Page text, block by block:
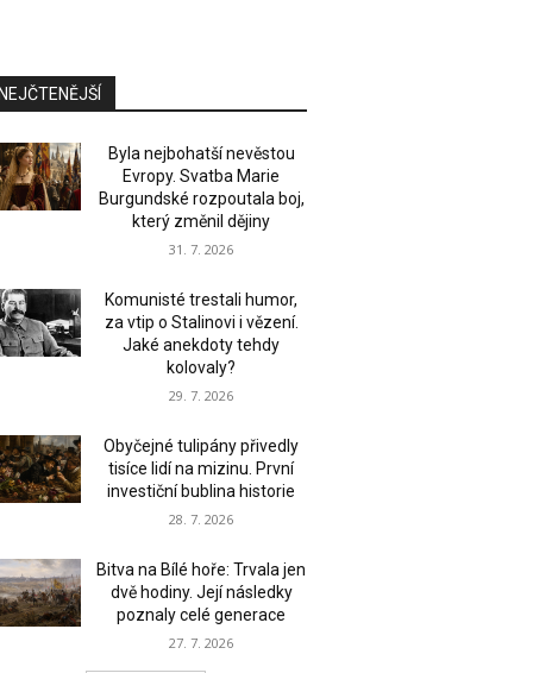
Byla nejbohatší nevěstou
Evropy. Svatba Marie
Burgundské rozpoutala boj,
který změnil dějiny
31. 7. 2026
Komunisté trestali humor,
za vtip o Stalinovi i vězení.
Jaké anekdoty tehdy
kolovaly?
29. 7. 2026
Obyčejné tulipány přivedly
tisíce lidí na mizinu. První
investiční bublina historie
28. 7. 2026
Bitva na Bílé hoře: Trvala jen
dvě hodiny. Její následky
poznaly celé generace
27. 7. 2026